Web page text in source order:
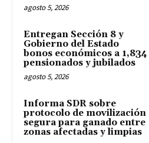
agosto 5, 2026
Entregan Sección 8 y
Gobierno del Estado
bonos económicos a 1,834
pensionados y jubilados
agosto 5, 2026
Informa SDR sobre
protocolo de movilización
segura para ganado entre
zonas afectadas y limpias